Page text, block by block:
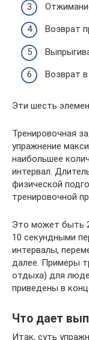
Возврат
Возврат
Эти шесть
Тренировочная
упражнение
наибольшее
интервал.
физической
тренировочной
Это может быть
10 секундными
интервалы,
далее. Примеры
отдыха) для
приведены в
Что дает
Итак, суть